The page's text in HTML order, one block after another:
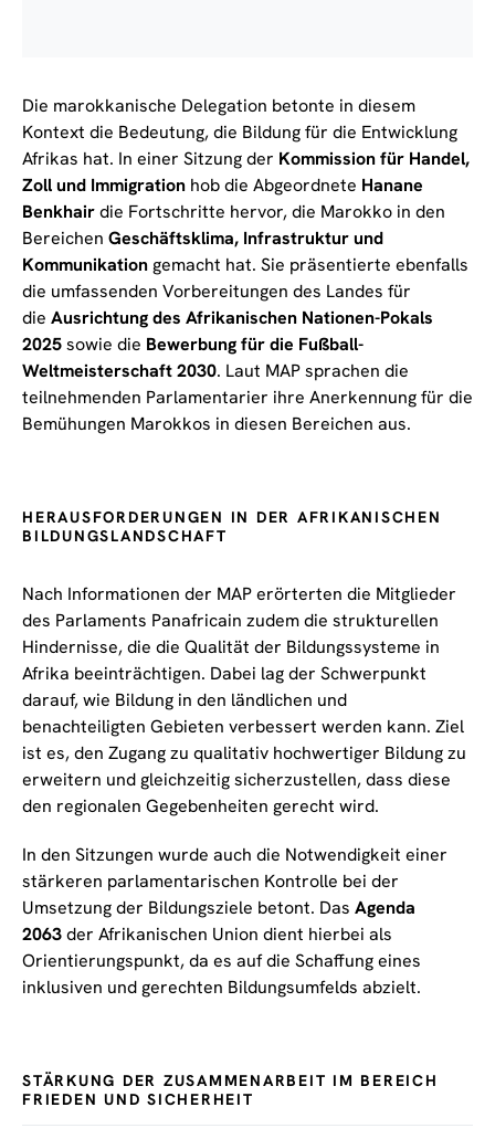
Die marokkanische Delegation betonte in diesem
Kontext die Bedeutung, die Bildung für die Entwicklung
Afrikas hat. In einer Sitzung der Kommission für Handel,
Zoll und Immigration hob die Abgeordnete Hanane
Benkhairdie Fortschritte hervor, die Marokko in den
Bereichen Geschäftsklima, Infrastruktur und
Kommunikationgemacht hat. Sie präsentierte ebenfalls
die umfassenden Vorbereitungen des Landes für
die Ausrichtung des Afrikanischen Nationen-Pokals
2025sowie die Bewerbung für die Fußball-
Weltmeisterschaft 2030. Laut MAP sprachen die
teilnehmenden Parlamentarier ihre Anerkennung für die
Bemühungen Marokkos in diesen Bereichen aus.
HERAUSFORDERUNGEN IN DER AFRIKANISCHEN
BILDUNGSLANDSCHAFT
Nach Informationen der MAP erörterten die Mitglieder
des Parlaments Panafricain zudem die strukturellen
Hindernisse, die die Qualität der Bildungssysteme in
Afrika beeinträchtigen. Dabei lag der Schwerpunkt
darauf, wie Bildung in den ländlichen und
benachteiligten Gebieten verbessert werden kann. Ziel
ist es, den Zugang zu qualitativ hochwertiger Bildung zu
erweitern und gleichzeitig sicherzustellen, dass diese
den regionalen Gegebenheiten gerecht wird.
In den Sitzungen wurde auch die Notwendigkeit einer
stärkeren parlamentarischen Kontrolle bei der
Umsetzung der Bildungsziele betont. Das Agenda
2063der Afrikanischen Union dient hierbei als
Orientierungspunkt, da es auf die Schaffung eines
inklusiven und gerechten Bildungsumfelds abzielt.
STÄRKUNG DER ZUSAMMENARBEIT IM BEREICH
FRIEDEN UND SICHERHEIT